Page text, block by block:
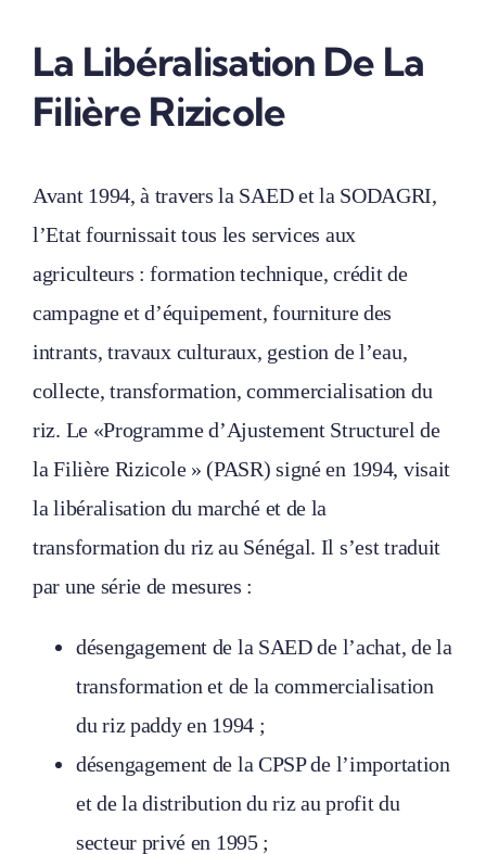
La Libéralisation De La
Filière Rizicole
Avant 1994, à travers la SAED et la SODAGRI,
l’Etat fournissait tous les services aux
agriculteurs : formation technique, crédit de
campagne et d’équipement, fourniture des
intrants, travaux culturaux, gestion de l’eau,
collecte, transformation, commercialisation du
riz. Le «Programme d’Ajustement Structurel de
la Filière Rizicole » (PASR) signé en 1994, visait
la libéralisation du marché et de la
transformation du riz au Sénégal. Il s’est traduit
par une série de mesures :
désengagement de la SAED de l’achat, de la
transformation et de la commercialisation
du riz paddy en 1994 ;
désengagement de la CPSP de l’importation
et de la distribution du riz au profit du
secteur privé en 1995 ;